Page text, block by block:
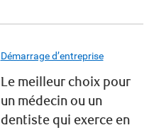
Démarrage d’entreprise
Le meilleur choix pour
un médecin ou un
dentiste qui exerce en